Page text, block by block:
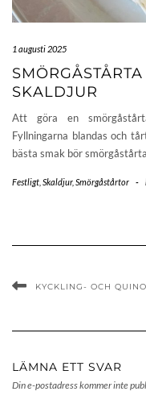
1 augusti 2025
SKALDJUR
Att göra en
Fyllningarna blandas och
bästa smak bör
Festligt Skaldjur, Smörgåstårtor -
KYCKLING- OCH
LÄMNA ETT SVAR
Din e-postadress kommer inte